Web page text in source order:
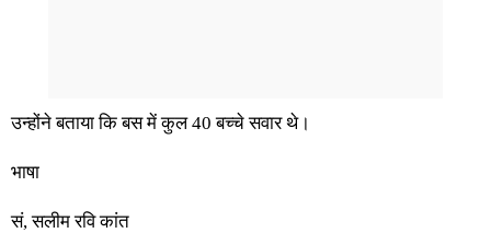
उन्होंने बताया कि बस में कुल 40 बच्चे सवार थे।
भाषा
सं, सलीम रवि कांत